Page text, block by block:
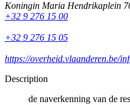
Koningin Maria Hendrikaplein
+32 9 276 15 00
+32 9 276 15 05
https://overheid.vlaanderen.be/
Description
de naverkenning van de